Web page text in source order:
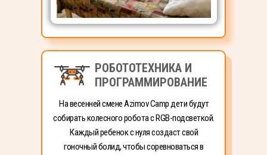
РОБОТОТЕХНИКА И
ПРОГРАММИРОВАНИЕ
На весенней смене Azimov Camp дети будут
собирать колесного робота с RGB-подсветкой.
Каждый ребенок с нуля создаст свой
гоночный болид, чтобы соревноваться в